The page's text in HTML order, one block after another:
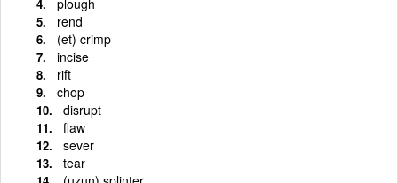
rend
(et) crimp
incise
rift
chop
disrupt
flaw
sever
tear